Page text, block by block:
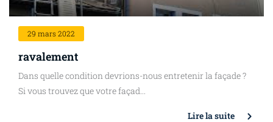
29 mars 2022
ravalement
Dans quelle condition devrions-nous entretenir la façade ?
Si vous trouvez que votre façad...
Lire la suite